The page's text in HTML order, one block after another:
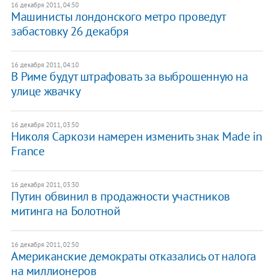
16 декабря 2011, 04:50
Машинисты лондонского метро проведут
забастовку 26 декабря
16 декабря 2011, 04:10
В Риме будут штрафовать за выброшенную на
улице жвачку
16 декабря 2011, 03:50
Николя Саркози намерен изменить знак Made in
France
16 декабря 2011, 03:30
Путин обвинил в продажности участников
митинга на Болотной
16 декабря 2011, 02:50
Американские демократы отказались от налога
на миллионеров